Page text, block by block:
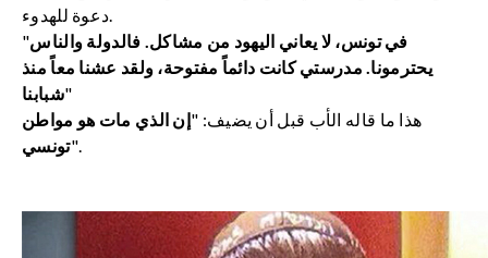
دعوة للهدوء.
"في تونس، لا يعاني اليهود من مشاكل. فالدولة والناس
يحترمونا. مدرستي كانت دائماً مفتوحة، ولقد عشنا معاً منذ
شبابنا"
هذا ما قاله الأب قبل أن يضيف: "إن الذي مات هو مواطن
تونسي".